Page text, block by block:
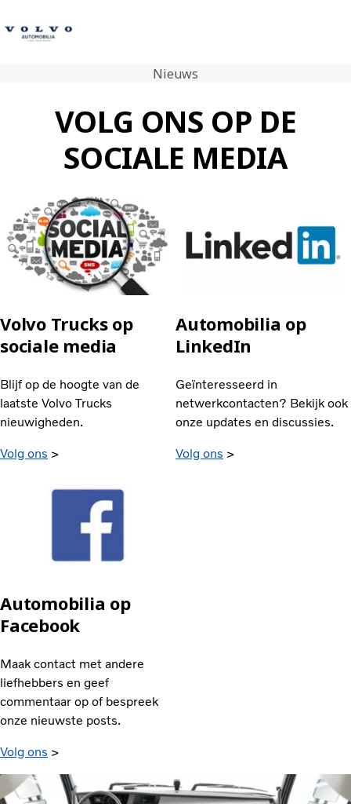
Volvo Trucks
Tweedehands trucks
Compacte graafmachines
Trailers
Diensten
Nieuws
Contact
Nieuws
VOLG ONS OP DE
SOCIALE MEDIA
Volvo Trucks op
sociale media
Blijf op de hoogte van de
laatste Volvo Trucks
nieuwigheden.
Volg ons >
Automobilia op
Facebook
Maak contact met andere
liefhebbers en geef
commentaar op of bespreek
onze nieuwste posts.
Volg ons >
Automobilia op
LinkedIn
Geïnteresseerd in
netwerkcontacten? Bekijk ook
onze updates en discussies.
Volg ons >